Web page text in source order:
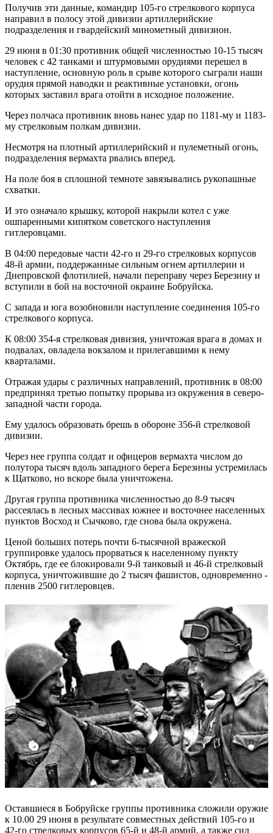
Получив эти данные, командир 105-го стрелкового корпуса
направил в полосу этой дивизии артиллерийские
подразделения и гвардейский минометный дивизион.
29 июня в 01:30 противник общей численностью 10-15 тысяч
человек с 42 танками и штурмовыми орудиями перешел в
наступление, основную роль в срыве которого сыграли наши
орудия прямой наводки и реактивные установки, огонь
которых заставил врага отойти в исходное положение.
Через полчаса противник вновь нанес удар по 1181-му и 1183-
му стрелковым полкам дивизии.
Несмотря на плотный артиллерийский и пулеметный огонь,
подразделения вермахта рвались вперед.
На поле боя в сплошной темноте завязывались рукопашные
схватки.
И это означало крышку, которой накрыли котел с уже
ошпаренными кипятком советского наступления
гитлеровцами.
В 04:00 передовые части 42-го и 29-го стрелковых корпусов
48-й армии, поддержанные сильным огнем артиллерии и
Днепровской флотилией, начали переправу через Березину и
вступили в бой на восточной окраине Бобруйска.
С запада и юга возобновили на­ступление соединения 105-го
стрелкового корпуса.
К 08:00 354-я стрелковая дивизия, уничтожая врага в домах и
подвалах, овладела вокзалом и прилегавшими к нему
кварталами.
Отражая удары с различных направлений, противник в 08:00
предпринял третью попытку прорыва из окружения в северо-
западной части города.
Ему удалось образовать брешь в обороне 356-й стрелковой
дивизии.
Через нее группа солдат и офицеров вермахта числом до
полутора тысяч вдоль западного берега Березины устремилась
к Щатково, но вскоре была уничтожена.
Другая группа ­противника численностью до 8-9 тысяч
рассеялась в лесных массивах южнее и восточнее населенных
пунктов Восход и Сычково, где снова была окружена.
Ценой больших потерь почти 6-тысячной вражеской
группировке удалось прорваться к населенному пункту
Октябрь, где ее блокировали 9-й танковый и 46-й стрелковый
корпуса, уничтожившие до 2 тысяч фашистов, одновременно ­
пленив 2500 гитлеровцев.
Оставшиеся в Бобруйске группы противника сложили оружие
к 10.00 29 июня в результате совместных действий 105-го и
42-го стрелковых корпусов 65-й и 48-й армий, а также сил